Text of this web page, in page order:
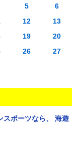
5
6
12
13
19
20
26
27
ポーツなら、
海遊